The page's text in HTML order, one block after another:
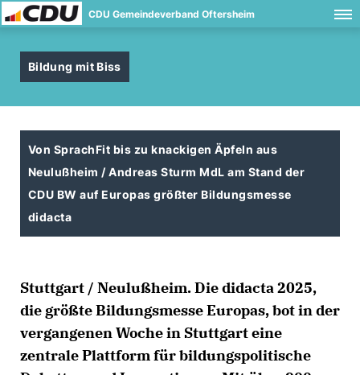
CDU Gemeindeverband Oftersheim
Bildung mit Biss
Von SprachFit bis zu knackigen Äpfeln aus
Neulußheim / Andreas Sturm MdL am Stand der
CDU BW auf Europas größter Bildungsmesse
didacta
Stuttgart / Neulußheim. Die didacta 2025,
die größte Bildungsmesse Europas, bot in der
vergangenen Woche in Stuttgart eine
zentrale Plattform für bildungspolitische